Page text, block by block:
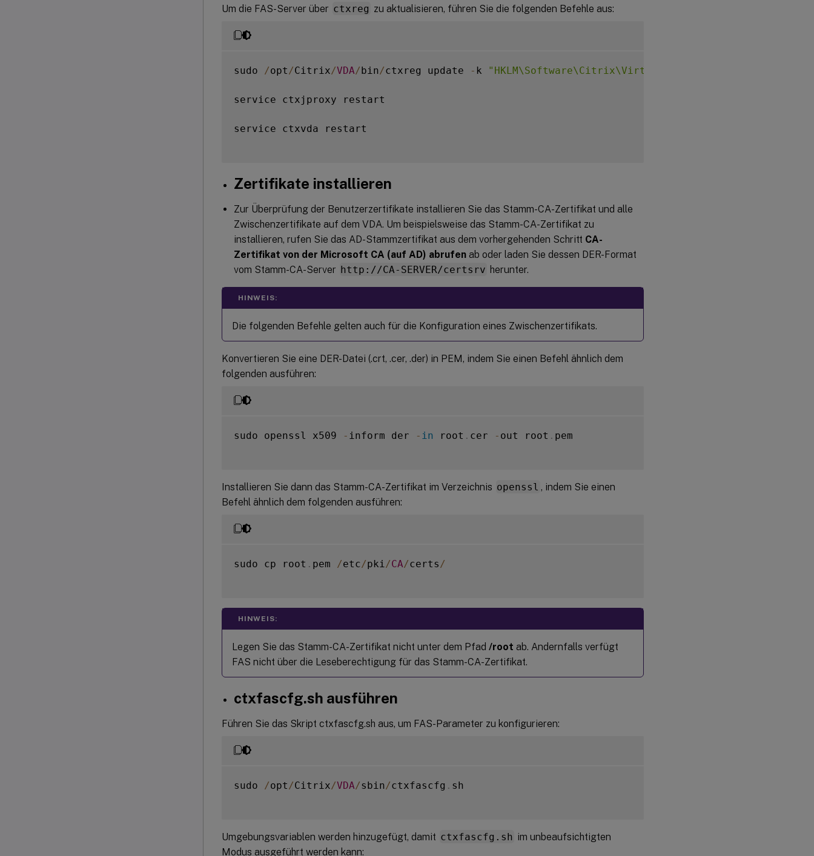
Um die FAS-Server über ctxreg zu aktualisieren, führen Sie die folgenden Befehle aus:
sudo /opt /Citrix/VDA/bin/ctxreg update - k
service ctxjproxy restart
service ctxvda restart
Zertifikate installieren
Zur Überprüfung der Benutzerzertifikate installieren Sie das Stamm-CA-Zertifikat und alle
Zwischenzertifikate auf dem VDA. Um beispielsweise das Stamm-CA-Zertifikat zu
installieren, rufen Sie das AD-Stammzertifikat aus dem vorhergehenden Schritt CA-
Zertifikat von der Microsoft CA (auf AD) abrufen ab oder laden Sie dessen DER-Format
vom Stamm-CA-Server http://CA-SERVER/certsrv herunter.
HINWEIS:
Die folgenden Befehle gelten auch für die Konfiguration eines Zwischenzertifikats.
Konvertieren Sie eine DER-Datei (.crt, .cer, .der) in PEM, indem Sie einen Befehl ähnlich dem
folgenden ausführen:
sudo openssl x509 - inform der - in root . cer - out root . pem
Installieren Sie dann das Stamm-CA-Zertifikat im Verzeichnis openssl , indem Sie einen
Befehl ähnlich dem folgenden ausführen:
sudo cp root . pem /etc/pki /CA/certs /
HINWEIS:
Legen Sie das Stamm-CA-Zertifikat nicht unter dem Pfad /root ab. Andernfalls verfügt
FAS nicht über die Leseberechtigung für das Stamm-CA-Zertifikat.
ctxfascfg.sh ausführen
Führen Sie das Skript ctxfascfg.sh aus, um FAS-Parameter zu konfigurieren:
sudo /opt /Citrix/VDA/sbin/ctxfascfg . sh
Umgebungsvariablen werden hinzugefügt, damit ctxfascfg.sh im unbeaufsichtigten
Modus ausgeführt werden kann: